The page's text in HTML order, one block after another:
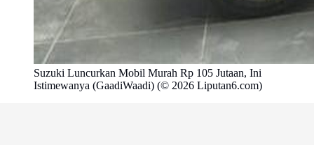
Suzuki Luncurkan Mobil Murah Rp 105 Jutaan, Ini
Istimewanya (GaadiWaadi) (© 2026 Liputan6.com)